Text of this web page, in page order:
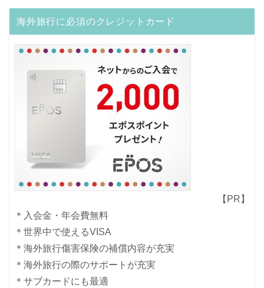
海外旅行に必須のクレジットカード
【PR】
＊入会金・年会費無料
＊世界中で使えるVISA
＊海外旅行傷害保険の補償内容が充実
＊海外旅行の際のサポートが充実
＊サブカードにも最適